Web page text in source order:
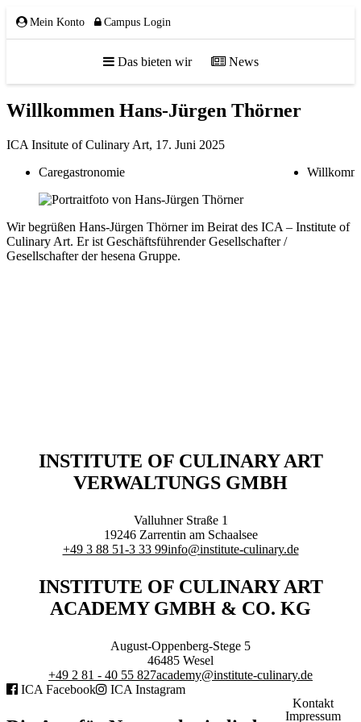
Mein Konto Campus Login
Das bieten wir News
ÜBER UNS
Gremien
Mitglieder
Partnerschaften
Caregastronomie
Betriebsgastronomie
Educationgastronomie
Marken- & Systemgastronomie
ACADEMY
Fernlehrgänge
Berufsqualifikation
Willkommen Hans-Jürgen Thörner
ICA Insitute of Culinary Art, 17. Juni 2025
Caregastronomie
Wir begrüßen Hans-Jürgen Thörner im Beirat des ICA – Institute of
Culinary Art. Er ist Geschäftsführender Gesellschafter /
Gesellschafter der hesena Gruppe.
INSTITUTE OF CULINARY ART
VERWALTUNGS GMBH
Valluhner Straße 1
19246 Zarrentin am Schaalsee
+49 3 88 51-3 33 99info@institute-culinary.de
INSTITUTE OF CULINARY ART
ACADEMY GMBH & CO. KG
August-Oppenberg-Stege 5
46485 Wesel
+49 2 81 - 40 55 827academy@institute-culinary.de
ICA Facebook
ICA Instagram
Kontakt
Impressum